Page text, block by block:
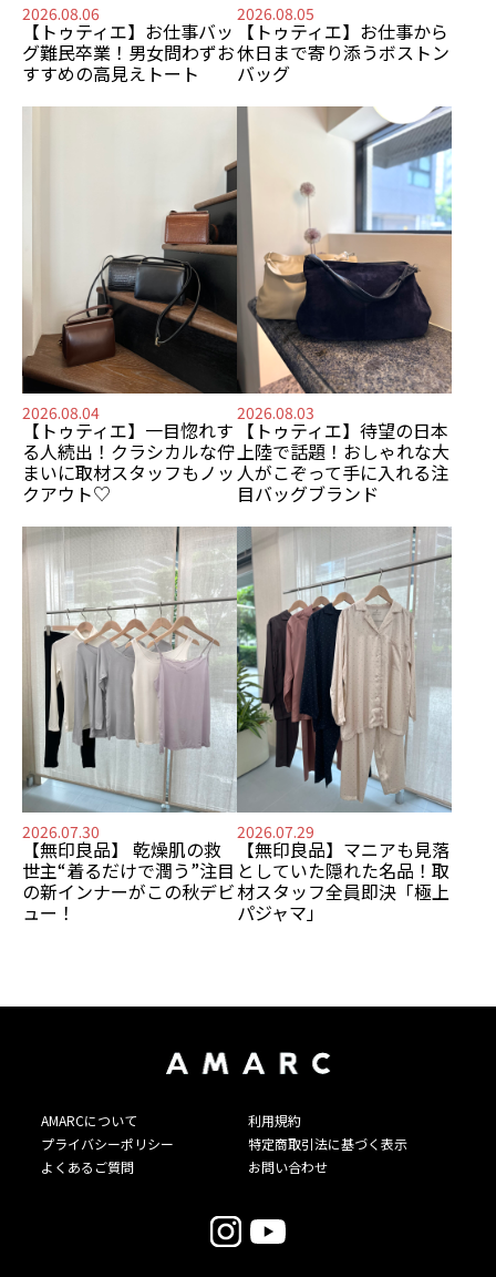
2026.08.06
【トゥティエ】 お仕事バッ
グ難民卒業！ 男女問わずお
すすめの高見えトート
2026.08.05
【トゥティエ】 お仕事から
休日まで寄り添うボストン
バッグ
2026.08.04
【トゥティエ】 一目惚れす
る人続出！ クラシカルな佇
まいに取材スタッフもノッ
クアウト♡
2026.08.03
【トゥティエ】 待望の日本
上陸で話題！ おしゃれな大
人がこぞって手に入れる注
目バッグブランド
2026.07.30
【無印良品】 乾燥肌の救
世主“着るだけで潤う”注目
の新インナーがこの秋デビ
ュー！
2026.07.29
【無印良品】 マニアも見落
としていた隠れた名品！ 取
材スタッフ全員即決「極上
パジャマ」
AMARCについて
利用規約
プライバシーポリシー
特定商取引法に基づく表示
よくあるご質問
お問い合わせ